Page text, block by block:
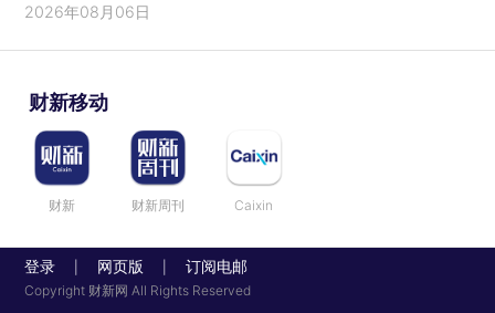
2026年08月06日
财新移动
财新 财新周刊 Caixin
登录 网页版 订阅电邮
Copyright 财新网 All Rights Reserved